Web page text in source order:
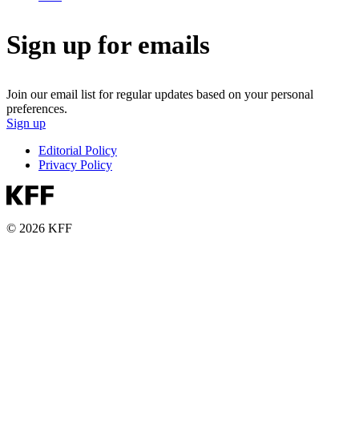
Sign up for emails
Join our email list for regular updates based on your personal
preferences.
Sign up
Editorial Policy
Privacy Policy
© 2026 KFF